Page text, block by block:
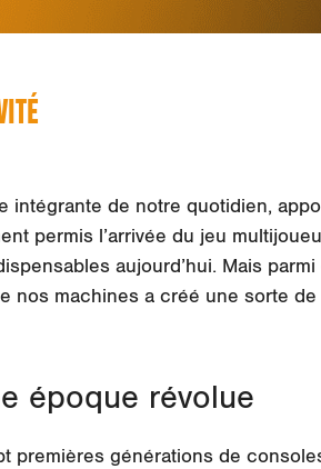
de notre quotidien,
permis l’arrivée du jeu
aujourd’hui. Mais
nos machines a créé une sorte
époque révolue
premières générations de